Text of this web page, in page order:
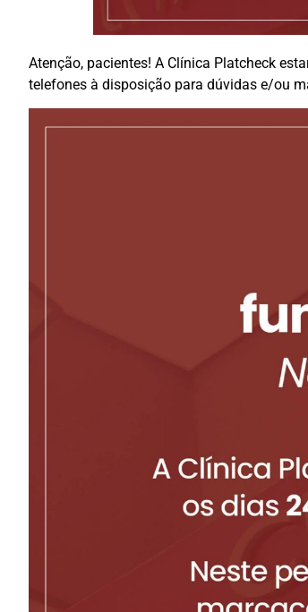
Atenção, pacientes! A Clínica Platcheck
telefones à disposição para dúvidas e/ou